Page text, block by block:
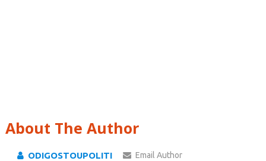
About The Author
ODIGOSTOUPOLITI Email Author